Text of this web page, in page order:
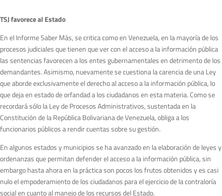
TSJ favorece al Estado
En el Informe Saber Más, se critica como en Venezuela, en la mayoría de los
procesos judiciales que tienen que ver con el acceso a la información pública
las sentencias favorecen a los entes gubernamentales en detrimento de los
demandantes. Asimismo, nuevamente se cuestiona la carencia de una Ley
que aborde exclusivamente el derecho al acceso a la información pública, lo
que deja en estado de orfandad a los ciudadanos en esta materia. Como se
recordará sólo la Ley de Procesos Administrativos, sustentada en la
Constitución de la República Bolivariana de Venezuela, obliga a los
funcionarios públicos a rendir cuentas sobre su gestión.
En algunos estados y municipios se ha avanzado en la elaboración de leyes y
ordenanzas que permitan defender el acceso a la información pública, sin
embargo hasta ahora en la práctica son pocos los frutos obtenidos y es casi
nulo el empoderamiento de los ciudadanos para el ejercicio de la contraloría
social en cuanto al manejo de los recursos del Estado.